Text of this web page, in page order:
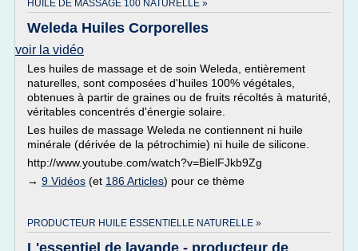
HUILE DE MASSAGE 100 NATURELLE »
Weleda Huiles Corporelles
voir la vidéo
Les huiles de massage et de soin Weleda, entièrement
naturelles, sont composées d'huiles 100% végétales,
obtenues à partir de graines ou de fruits récoltés à maturité,
véritables concentrés d'énergie solaire.
Les huiles de massage Weleda ne contiennent ni huile
minérale (dérivée de la pétrochimie) ni huile de silicone.
http://www.youtube.com/watch?v=BielFJkb9Zg
→ 9 Vidéos (et 186 Articles) pour ce thème
PRODUCTEUR HUILE ESSENTIELLE NATURELLE »
L'essentiel de lavande - producteur de